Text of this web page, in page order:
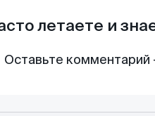
летаете и
Оставьте